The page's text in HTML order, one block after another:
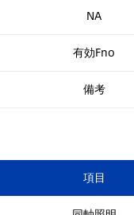
NA
有効Fno
備考
項目